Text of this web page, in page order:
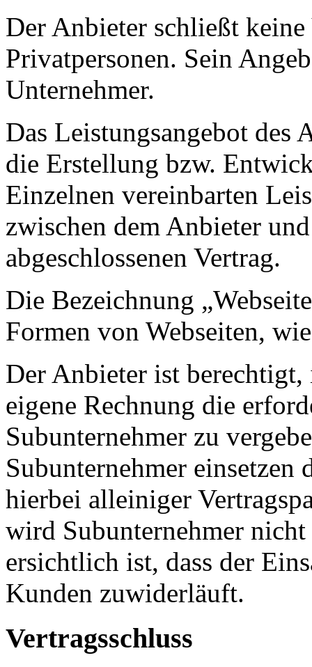
Der Anbieter schließt
Privatpersonen. Sein
Unternehmer.
Das Leistungsangebot des
die Erstellung bzw.
Einzelnen vereinbarten
zwischen dem Anbieter
abgeschlossenen Vertrag.
Die Bezeichnung
Formen von Webseiten,
Der Anbieter ist
eigene Rechnung die
Subunternehmer zu
Subunternehmer
hierbei alleiniger
wird Subunternehmer
ersichtlich ist, dass der
Kunden zuwiderläuft.
Vertragsschluss